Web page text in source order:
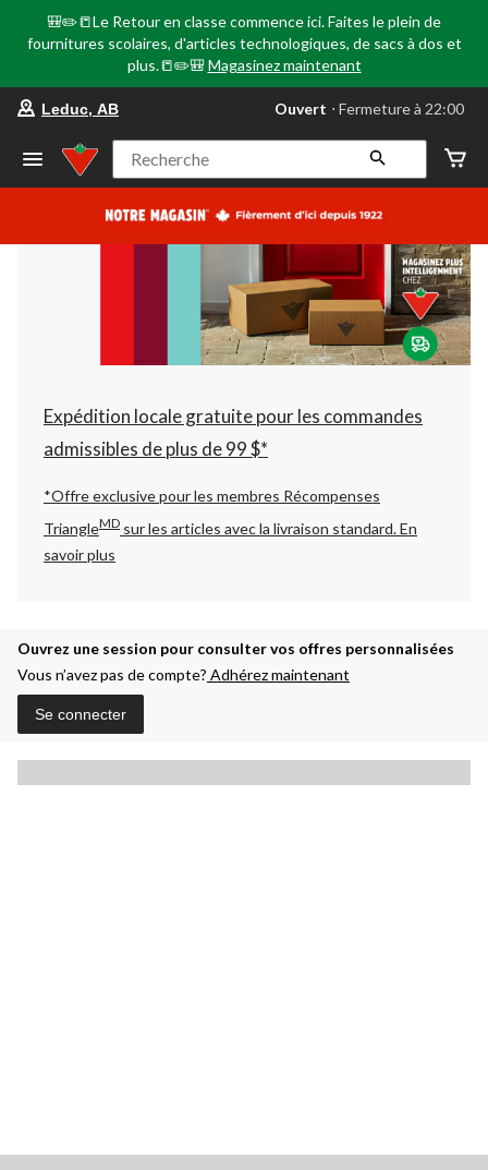
🎒✏️📒Le Retour en classe commence ici. Faites le plein de
fournitures scolaires, d'articles technologiques, de sacs à dos et
plus.📒✏️🎒 Magasinez maintenant
votre
préféré
Leduc,
AB,
courament
Fermeture
à
22:00
cliquer
pour
changer
Leduc, AB Ouvert ⋅ Fermeture à 22:00
Recherche
Expédition locale gratuite pour les commandes
admissibles de plus de 99 $*
*Offre exclusive pour les membres Récompenses
TriangleMD sur les articles avec la livraison standard.En
savoir plus
Ouvrez une session pour consulter vos offres personnalisées
Vous n’avez pas de compte? Adhérez maintenant
Se connecter